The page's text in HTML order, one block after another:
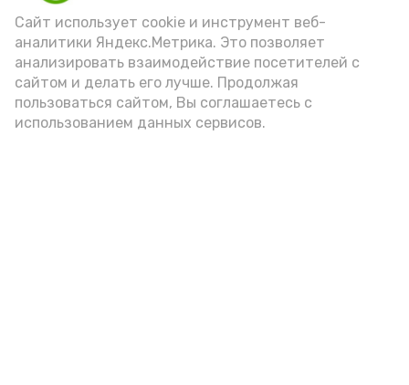
Сайт использует cookie и инструмент веб-
аналитики Яндекс.Метрика. Это позволяет
анализировать взаимодействие посетителей с
сайтом и делать его лучше. Продолжая
пользоваться сайтом, Вы соглашаетесь с
использованием данных сервисов.
внимание на хлеб, с которым она
подаётся: лучше выбирать
цельнозерновой, с мукой грубого
помола. Есть икру следует в первой
половине дня. Кстати, полезнее для